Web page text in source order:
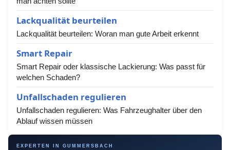
Lackqualität beurteilen
Lackqualität beurteilen: Woran man gute Arbeit erkennt
Smart Repair
Smart Repair oder klassische Lackierung: Was passt für
welchen Schaden?
Unfallschaden regulieren
Unfallschaden regulieren: Was Fahrzeughalter über den
Ablauf wissen müssen
EXPERTEN IN GUMMERSBACH